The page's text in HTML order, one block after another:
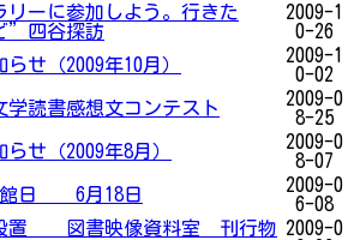
リーに参加しよう。行きた
”四谷探訪
2009-1
0-26
せ（2009年10月）
2009-1
0-02
学読書感想文コンテスト
2009-0
8-25
せ（2009年8月）
2009-0
8-07
館日 6月18日
2009-0
6-08
置 図書映像資料室 刊行物 2009-0